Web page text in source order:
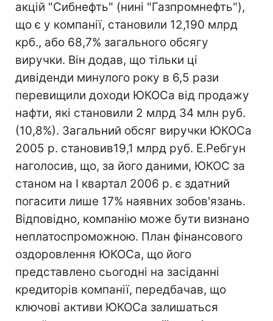
акцій "Сибнефть" (нині "Газпромнефть"),
що є у компанії, становили 12,190 млрд
крб., або 68,7% загального обсягу
виручки. Він додав, що тільки ці
дивіденди минулого року в 6,5 рази
перевищили доходи ЮКОСа від продажу
нафти, які становили 2 млрд 34 млн руб.
(10,8%). Загальний обсяг виручки ЮКОСа
2005 р. становив19,1 млрд руб. Е.Ребгун
наголосив, що, за його даними, ЮКОС за
станом на I квартал 2006 р. є здатний
погасити лише 17% наявних зобов'язань.
Відповідно, компанію може бути визнано
неплатоспроможною. План фінансового
оздоровлення ЮКОСа, що його
представлено сьогодні на засіданні
кредиторів компанії, передбачав, що
ключові активи ЮКОСа залишаться